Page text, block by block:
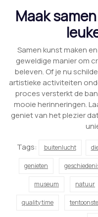
Maak
Samen kunst maken
geweldige manier om
beleven. Of je nu
artistieke activiteiten
proces versterkt de
mooie herinneringen.
geniet van het plezier
Tags:
buitenlucht
genieten
museum natuur
quality time